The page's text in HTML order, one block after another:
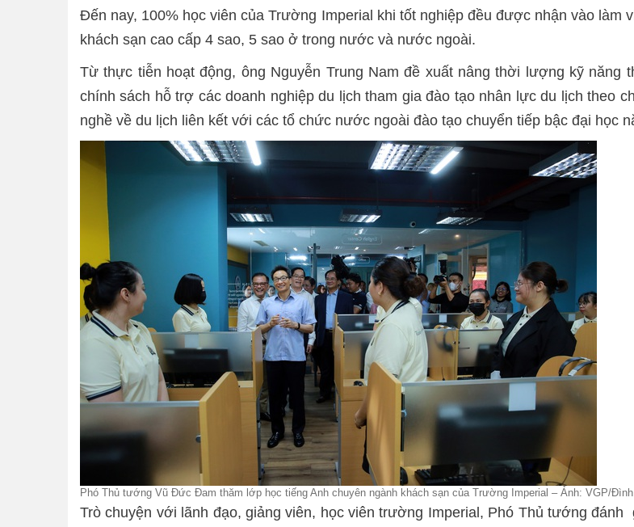
Đến nay, 100% học viên của Trường Imperial khi tốt nghiệp đều được nhận vào làm
khách sạn cao cấp 4 sao, 5 sao ở trong nước và nước ngoài.
Từ thực tiễn hoạt động, ông Nguyễn Trung Nam đề xuất nâng thời lượng kỹ
chính sách hỗ trợ các doanh nghiệp du lịch tham gia đào tạo nhân lực du lịch theo
nghề về du lịch liên kết với các tổ chức nước ngoài đào tạo chuyển tiếp bậc đại học
Phó Thủ tướng Vũ Đức Đam thăm lớp học tiếng Anh chuyên ngành khách sạn của Trường Imperial – Ảnh: VGP/Đình
Trò chuyện với lãnh đạo, giảng viên, học viên trường Imperial, Phó Thủ tướng